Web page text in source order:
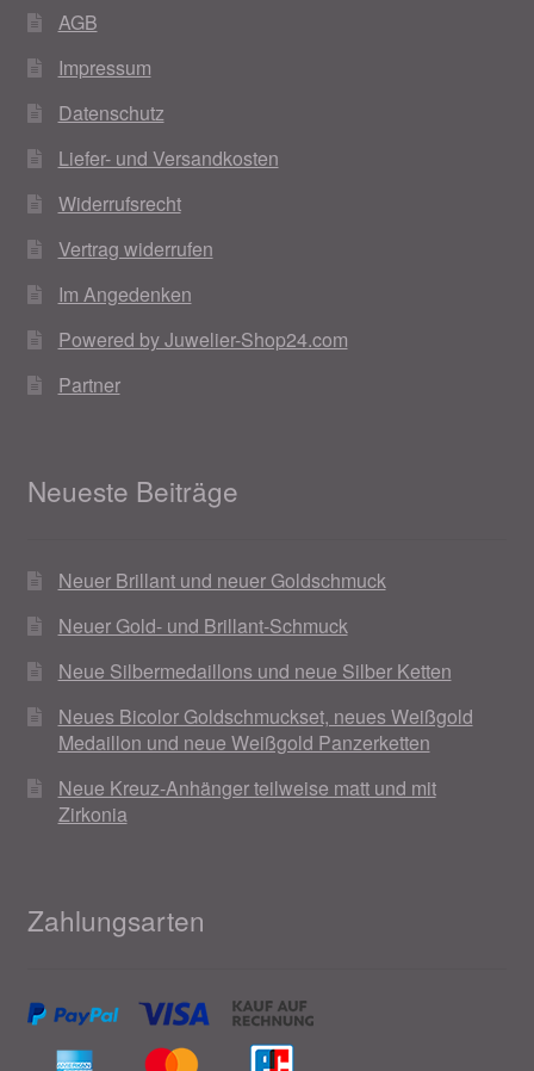
AGB
Impressum
Datenschutz
Liefer- und Versandkosten
Widerrufsrecht
Vertrag widerrufen
Im Angedenken
Powered by Juwelier-Shop24.com
Partner
Neueste Beiträge
Neuer Brillant und neuer Goldschmuck
Neuer Gold- und Brillant-Schmuck
Neue Silbermedaillons und neue Silber Ketten
Neues Bicolor Goldschmuckset, neues Weißgold
Medaillon und neue Weißgold Panzerketten
Neue Kreuz-Anhänger teilweise matt und mit
Zirkonia
Zahlungsarten